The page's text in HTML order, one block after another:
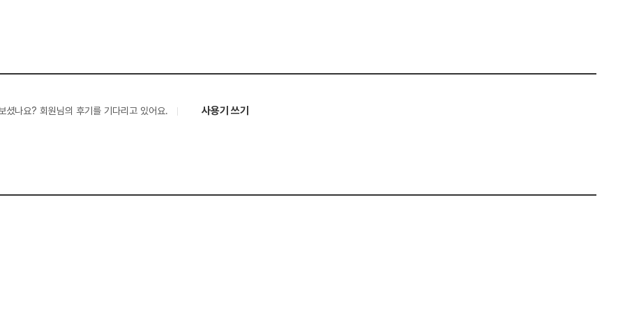
셨나요? 회원님의 후기를 기다리고 있어요. 사용기 쓰기